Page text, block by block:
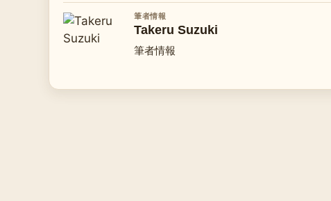
筆者情報
Takeru Suzuki
筆者情報